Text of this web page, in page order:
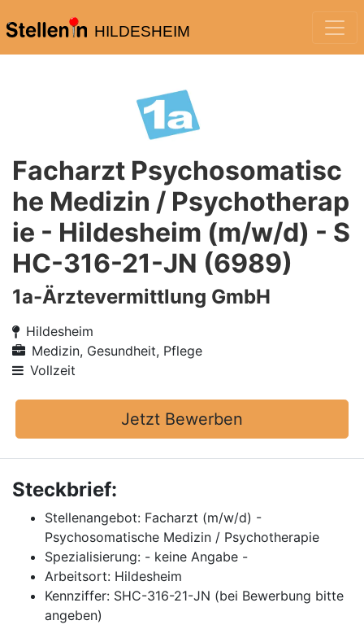
HILDESHEIM
Facharzt Psychosomatisc
he Medizin / Psychotherap
ie - Hildesheim (m/w/d) - S
HC-316-21-JN (6989)
1a-Ärztevermittlung GmbH
Hildesheim
Medizin, Gesundheit, Pflege
Vollzeit
Jetzt Bewerben
Steckbrief:
Stellenangebot: Facharzt (m/w/d) -
Psychosomatische Medizin / Psychotherapie
Spezialisierung: - keine Angabe -
Arbeitsort: Hildesheim
Kennziffer: SHC-316-21-JN (bei Bewerbung bitte
angeben)